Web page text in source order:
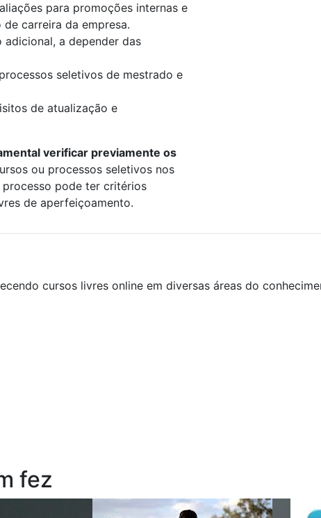
para promoções internas e
carreira da empresa.
adicional, a depender das
seletivos de mestrado e
de atualização e
verificar previamente os
ou processos seletivos nos
pode ter critérios
de aperfeiçoamento.
cursos livres online em diversas áreas do
fez